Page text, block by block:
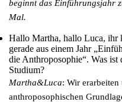
beginnt das Einführungsjahr
Mal.
Hallo Martha, hallo Luca, ihr
gerade aus einem Jahr
die Anthroposophie“. Was ist
Studium?
Martha&Luca: Wir erarbeiten
anthroposophischen